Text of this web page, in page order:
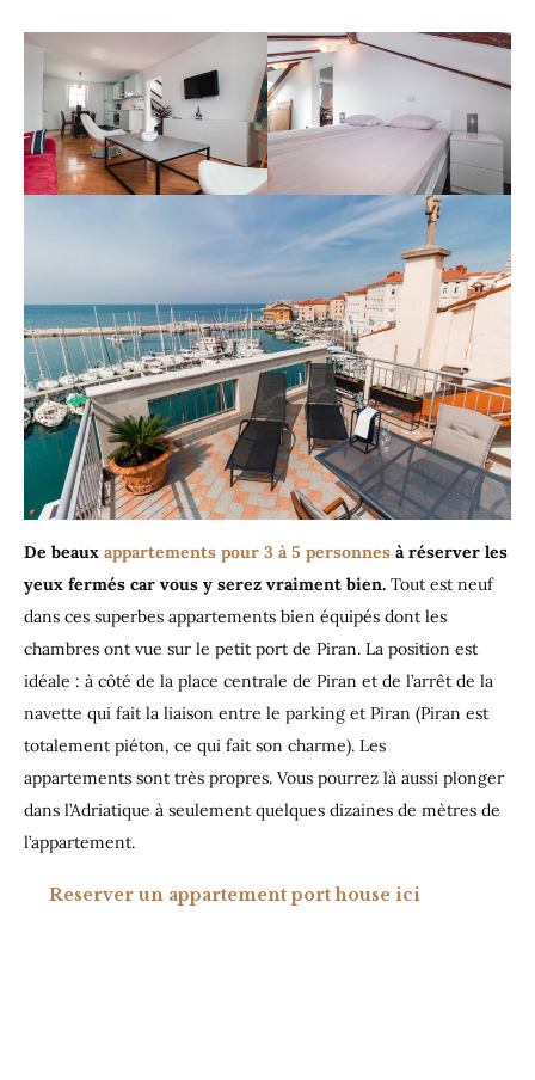
De beaux appartements pour 3 à 5 personnes à réserver les
yeux fermés car vous y serez vraiment bien. Tout est neuf
dans ces superbes appartements bien équipés dont les
chambres ont vue sur le petit port de Piran. La position est
idéale : à côté de la place centrale de Piran et de l’arrêt de la
navette qui fait la liaison entre le parking et Piran (Piran est
totalement piéton, ce qui fait son charme). Les
appartements sont très propres. Vous pourrez là aussi plonger
dans l’Adriatique à seulement quelques dizaines de mètres de
l’appartement.
Reserver un appartement port house ici